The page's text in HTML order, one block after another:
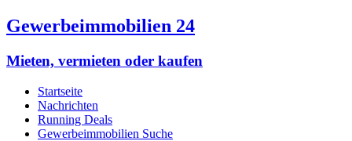
Gewerbeimmobilien 24
Mieten, vermieten oder kaufen
Startseite
Nachrichten
Running Deals
Gewerbeimmobilien Suche